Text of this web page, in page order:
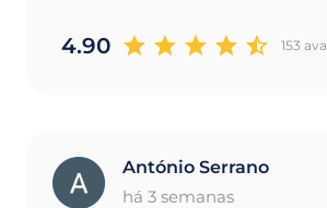
4.90 153
A
António Serrano
há 3 semanas